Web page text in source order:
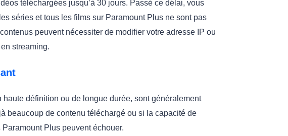
téléchargées jusqu’à 30 jours. Passé ce délai, vous
séries et tous les films sur Paramount Plus ne sont pas
peuvent nécessiter de modifier votre adresse IP ou
streaming.
haute définition ou de longue durée, sont généralement
beaucoup de contenu téléchargé ou si la capacité de
Plus peuvent échouer.